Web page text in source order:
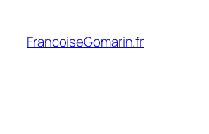
contenu
FrancoiseGomarin.fr